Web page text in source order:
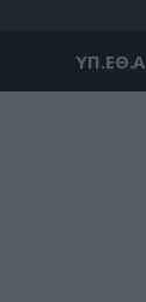
ΥΠ.ΕΘ.Α